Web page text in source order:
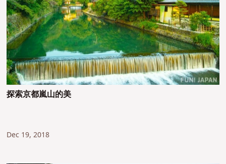
探索京都嵐山的美
Dec 19, 2018